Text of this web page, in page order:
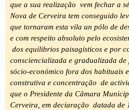
que a sua realização vem fechar a
Nova de Cerveira tem conseguido
que tornaram esta vila un pólo de
e com respeito absoluto pelo
dos equilibrios paisagísticos e por
consciencializada e gradualizada de
sócio-económico fora dos habituais
construtiva e concentração de
que o Presidente da Câmara
Cerveira, em deciaração datada de